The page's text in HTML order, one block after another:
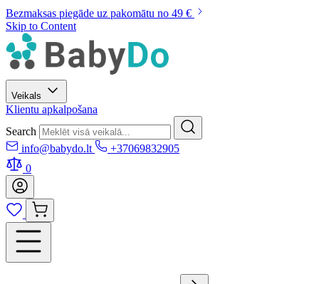
Bezmaksas piegāde uz pakomātu no 49 €
Skip to Content
Veikals
Klientu apkalpošana
Search
info@babydo.lt
+37069832905
0